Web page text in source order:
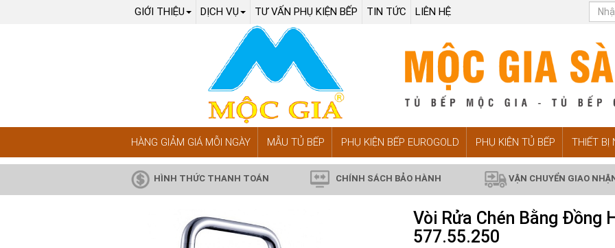
GIỚI THIỆU DỊCH VỤ TƯ VẤN PHỤ KIỆN BẾP TIN TỨC LIÊN HỆ
HÀNG GIẢM GIÁ MỖI NGÀY MẪU TỦ BẾP PHỤ KIỆN BẾP EUROGOLD PHỤ KIỆN TỦ BẾP THIẾT BỊ
HÌNH THỨC THANH TOÁN CHÍNH SÁCH BẢO HÀNH VẬN CHUYỂN GIAO
Vòi Rửa Chén Bằng Đồng
577.55.250